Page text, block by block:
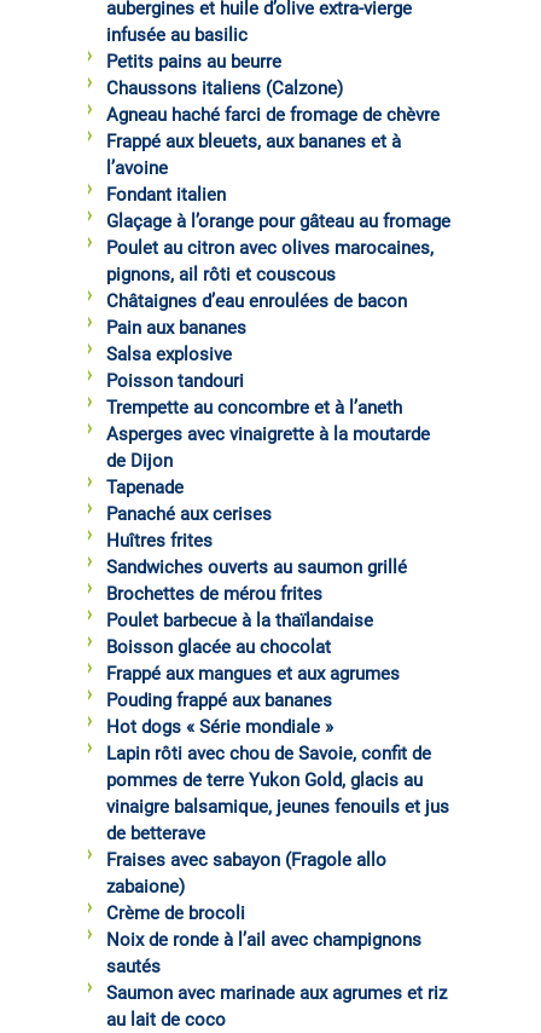
aubergines et huile d’olive extra-vierge
infusée au basilic
Petits pains au beurre
Chaussons italiens (Calzone)
Agneau haché farci de fromage de chèvre
Frappé aux bleuets, aux bananes et à
l’avoine
Fondant italien
Glaçage à l’orange pour gâteau au fromage
Poulet au citron avec olives marocaines,
pignons, ail rôti et couscous
Châtaignes d’eau enroulées de bacon
Pain aux bananes
Salsa explosive
Poisson tandouri
Trempette au concombre et à l’aneth
Asperges avec vinaigrette à la moutarde
de Dijon
Tapenade
Panaché aux cerises
Huîtres frites
Sandwiches ouverts au saumon grillé
Brochettes de mérou frites
Poulet barbecue à la thaïlandaise
Boisson glacée au chocolat
Frappé aux mangues et aux agrumes
Pouding frappé aux bananes
Hot dogs « Série mondiale »
Lapin rôti avec chou de Savoie, confit de
pommes de terre Yukon Gold, glacis au
vinaigre balsamique, jeunes fenouils et jus
de betterave
Fraises avec sabayon (Fragole allo
zabaione)
Crème de brocoli
Noix de ronde à l’ail avec champignons
sautés
Saumon avec marinade aux agrumes et riz
au lait de coco